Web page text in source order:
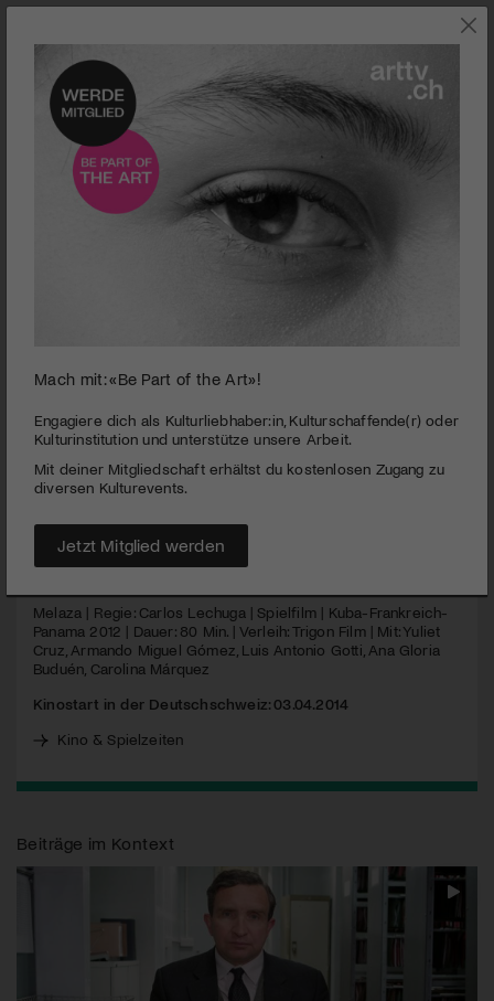
seconds
minutes,
seconds
Melaza
PUBLIZIERT AM 2. APRIL 2014
Molasses leblos. Für das Paar Aldo und Monica wird es immer
schwieriger zu überleben und dabei ihren Glauben nicht zu
MEHR
Melaza | Regie: Carlos Lechuga | Spielfilm | Kuba-Frankreich-
Panama 2012 | Dauer: 80 Min. | Verleih: Trigon Film | Mit: Yuliet
Cruz, Armando Miguel Gómez, Luis Antonio Gotti, Ana Gloria
Buduén, Carolina Márquez
Kinostart in der Deutschschweiz: 03.04.2014
Kino & Spielzeiten
Beiträge im Kontext
Mach mit: «Be Part of the Art»!
Engagiere dich als Kulturliebhaber:in, Kulturschaffende(r) oder
Kulturinstitution und unterstütze unsere Arbeit.
Mit deiner Mitgliedschaft erhältst du kostenlosen Zugang zu
diversen Kulturevents.
Jetzt Mitglied werden